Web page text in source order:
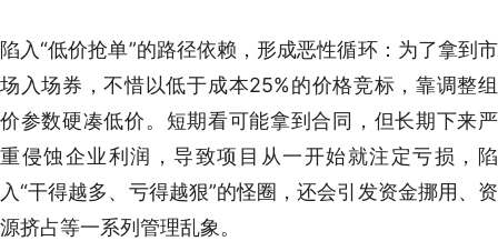
陷入“低价抢单”的路径依赖，形成恶性循环：为了拿到市
场入场券，不惜以低于成本25%的价格竞标，靠调整组
价参数硬凑低价。短期看可能拿到合同，但长期下来严
重侵蚀企业利润，导致项目从一开始就注定亏损，陷
入“干得越多、亏得越狠”的怪圈，还会引发资金挪用、资
源挤占等一系列管理乱象。